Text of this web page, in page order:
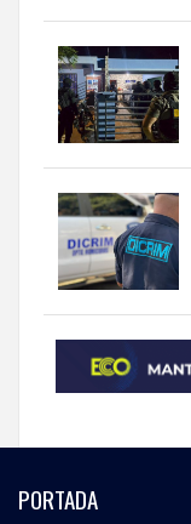
English.
PORTADA